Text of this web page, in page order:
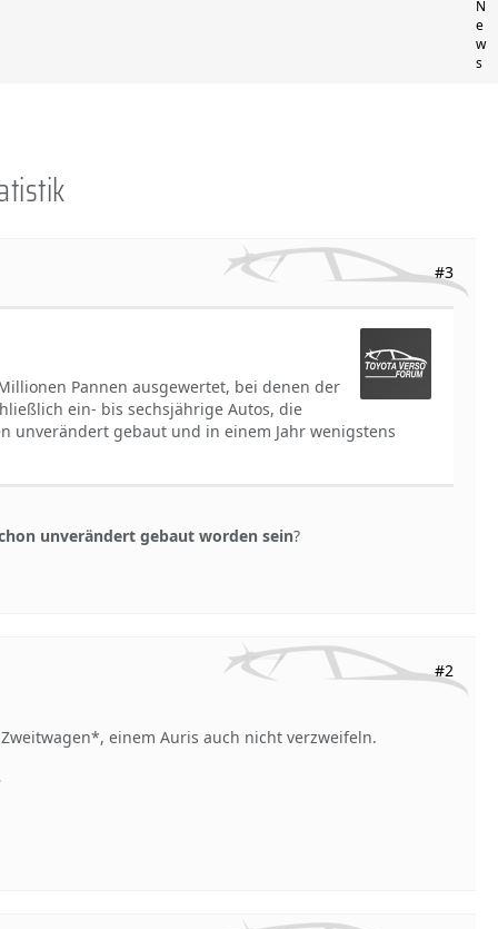
N
e
w
s
#3
Pannen ausgewertet, bei denen der
ein- bis sechsjährige Autos, die
unverändert gebaut und in einem Jahr wenigstens
unverändert gebaut worden sein?
#2
einem Auris auch nicht verzweifeln.